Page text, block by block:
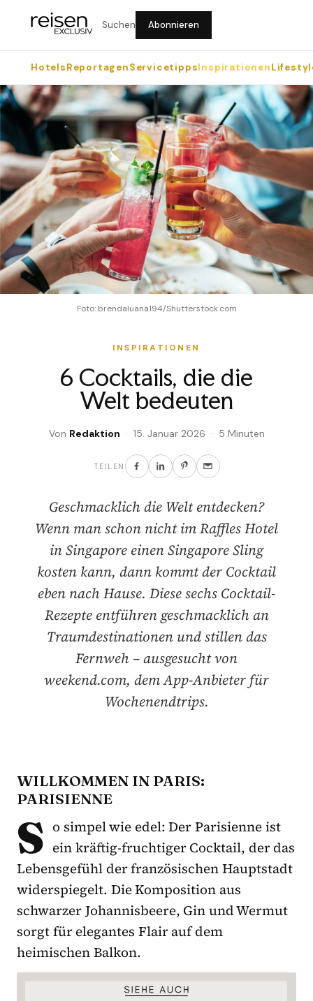
Suchen Abonnieren
HotelsReportagenServicetippsInspirationen
Foto: brendaluana194/Shutterstock.com
INSPIRATIONEN
6 Cocktails, die die
Welt bedeuten
Von Redaktion · 15. Januar 2026 · 5 Minuten
TEILEN
Geschmacklich die Welt entdecken?
Wenn man schon nicht im Raffles Hotel
in Singapore einen Singapore Sling
kosten kann, dann kommt der Cocktail
eben nach Hause. Diese sechs Cocktail-
Rezepte entführen geschmacklich an
Traumdestinationen und stillen das
Fernweh – ausgesucht von
weekend.com, dem App-Anbieter für
Wochenendtrips.
WILLKOMMEN IN PARIS:
PARISIENNE
S o simpel wie edel: Der Parisienne ist
ein kräftig-fruchtiger Cocktail, der das
Lebensgefühl der französischen Hauptstadt
widerspiegelt. Die Komposition aus
schwarzer Johannisbeere, Gin und Wermut
sorgt für elegantes Flair auf dem
heimischen Balkon.